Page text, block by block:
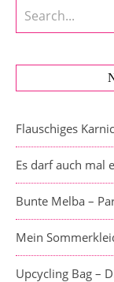
Flauschiges
Es darf auch mal
Bunte Melba –
Mein
Upcycling Bag –